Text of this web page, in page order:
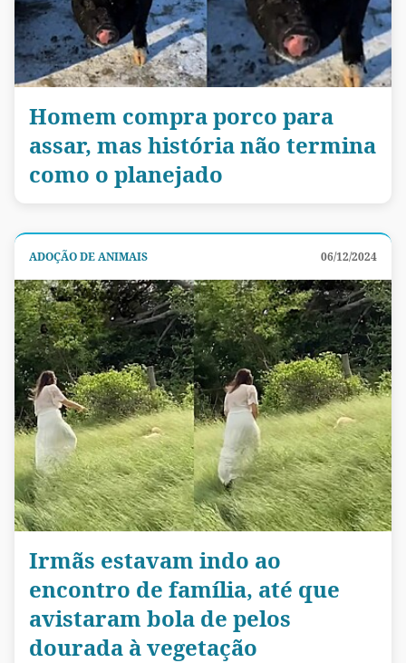
Homem compra porco para
assar, mas história não termina
como o planejado
ADOÇÃO DE ANIMAIS 06/12/2024
Irmãs estavam indo ao
encontro de família, até que
avistaram bola de pelos
dourada à vegetação